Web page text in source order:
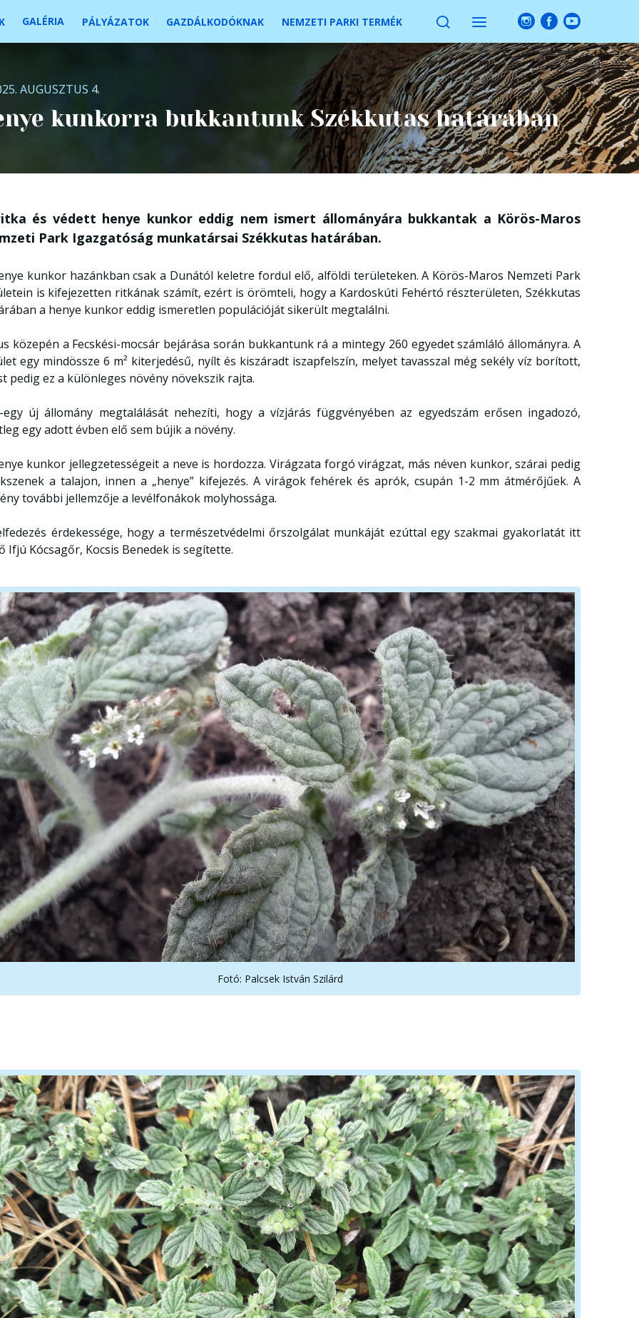
GALÉRIA PÁLYÁZATOK GAZDÁLKODÓKNAK NEMZETI PARKI TERMÉK
AUGUSZTUS 4.
kunkorra bukkantunk Székkutas határában
és védett henye kunkor eddig nem ismert állományára bukkantak a Körös-Maros
Park Igazgatóság munkatársai Székkutas határában.
kunkor hazánkban csak a Dunától keletre fordul elő, alföldi területeken. A Körös-Maros Nemzeti Park
is kifejezetten ritkának számít, ezért is örömteli, hogy a Kardoskúti Fehértó részterületen, Székkutas
a henye kunkor eddig ismeretlen populációját sikerült megtalálni.
közepén a Fecskési-mocsár bejárása során bukkantunk rá a mintegy 260 egyedet számláló állományra. A
egy mindössze 6 m² kiterjedésű, nyílt és kiszáradt iszapfelszín, melyet tavasszal még sekély víz borított,
pedig ez a különleges növény növekszik rajta.
egy új állomány megtalálását nehezíti, hogy a vízjárás függvényében az egyedszám erősen ingadozó,
egy adott évben elő sem bújik a növény.
kunkor jellegzetességeit a neve is hordozza. Virágzata forgó virágzat, más néven kunkor, szárai pedig
a talajon, innen a „henye” kifejezés. A virágok fehérek és aprók, csupán 1-2 mm átmérőjűek. A
további jellemzője a levélfonákok molyhossága.
érdekessége, hogy a természetvédelmi őrszolgálat munkáját ezúttal egy szakmai gyakorlatát itt
Ifjú Kócsagőr, Kocsis Benedek is segítette.
Fotó: Palcsek István Szilárd